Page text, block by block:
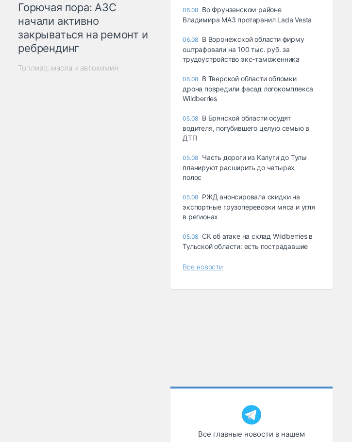
Горючая пора: АЗС
начали активно
закрываться на ремонт и
ребрендинг
Топливо, масла и автохимия
06.08 Во Фрунзенском районе
Владимира МАЗ протаранил Lada Vesta
06.08 В Воронежской области фирму
оштрафовали на 100 тыс. руб. за
трудоустройство экс-таможенника
06.08 В Тверской области обломки
дрона повредили фасад логокомплекса
Wildberries
05.08 В Брянской области осудят
водителя, погубившего целую семью в
ДТП
05.08 Часть дороги из Калуги до Тулы
планируют расширить до четырех
полос
05.08 РЖД анонсировала скидки на
экспортные грузоперевозки мяса и угля
в регионах
05.08 СК об атаке на склад Wildberries в
Тульской области: есть пострадавшие
Все новости
Все главные новости в нашем